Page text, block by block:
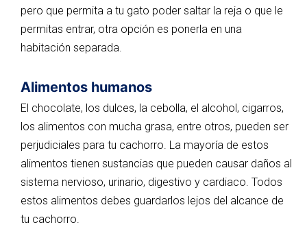
pero que permita a tu gato poder saltar la reja o que le
permitas entrar, otra opción es ponerla en una
habitación separada.
Alimentos humanos
El chocolate, los dulces, la cebolla, el alcohol, cigarros,
los alimentos con mucha grasa, entre otros, pueden ser
perjudiciales para tu cachorro. La mayoría de estos
alimentos tienen sustancias que pueden causar daños al
sistema nervioso, urinario, digestivo y cardiaco. Todos
estos alimentos debes guardarlos lejos del alcance de
tu cachorro.